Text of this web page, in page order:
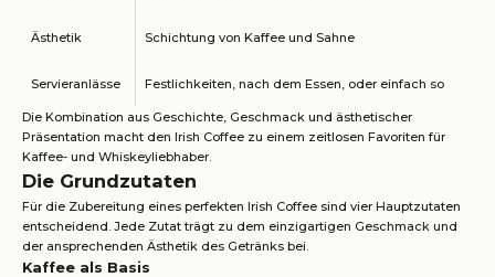
Ästhetik Schichtung von Kaffee und Sahne
Servieranlässe Festlichkeiten, nach dem Essen, oder einfach so
Die Kombination aus Geschichte, Geschmack und ästhetischer
Präsentation macht den Irish Coffee zu einem zeitlosen Favoriten für
Kaffee- und Whiskeyliebhaber.
Die Grundzutaten
Für die Zubereitung eines perfekten Irish Coffee sind vier Hauptzutaten
entscheidend. Jede Zutat trägt zu dem einzigartigen Geschmack und
der ansprechenden Ästhetik des Getränks bei.
Kaffee als Basis